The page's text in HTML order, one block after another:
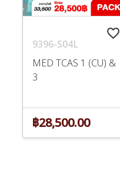
favorite_border
9396-S04L
MED TCAS 1 (CU) &
3
฿28,500.00